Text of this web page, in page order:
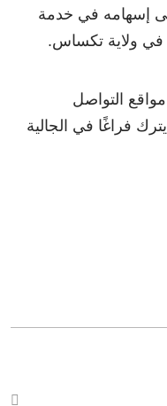
إسهامه في خدمة
في ولاية تكساس.
التواصل
فراغًا في الجالية